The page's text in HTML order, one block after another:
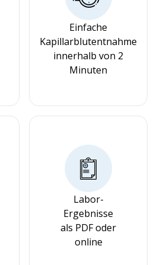
Einfache
Kapillarblutentnahme
innerhalb von 2
Minuten
Labor-
Ergebnisse
als PDF oder
online